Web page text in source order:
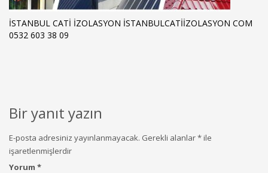
ISTANBUL CATI IZOLASYON ISTANBULCATIIZOLASYON COM
0532 603 38 09
Bir yanıt yazın
E-posta adresiniz yayınlanmayacak. Gerekli alanlar*ile
işaretlenmişlerdir
Yorum *